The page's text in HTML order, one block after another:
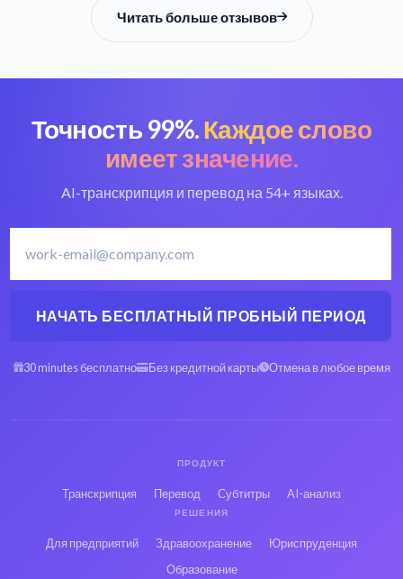
Читать больше отзывов
Точность 99%. Каждое слово
имеет значение.
AI-транскрипция и перевод на 54+ языках.
НАЧАТЬ БЕСПЛАТНЫЙ ПРОБНЫЙ ПЕРИОД
30 minutes бесплатно Без кредитной карты Отмена в любое время
ПРОДУКТ
Транскрипция Перевод Субтитры AI-анализ
РЕШЕНИЯ
Для предприятий Здравоохранение
Юриспруденция
Образование